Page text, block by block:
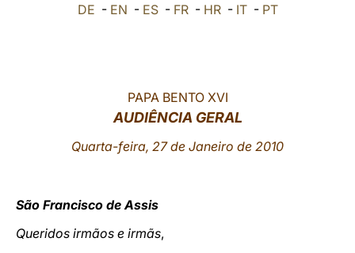
LATINE
DE - EN - ES- FR- HR- IT- PT
PAPA BENTO XVI
AUDIÊNCIA GERAL
Quarta-feira, 27 de Janeiro de 2010
São Francisco de Assis
Queridos irmãos e irmãs,